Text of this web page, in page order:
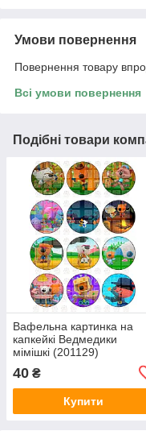
Умови повернення
Повернення товару
Всі умови повернення
Подібні товари
Вафельна картинка на
капкейкі Ведмедики
мімішкі (201129)
40 ₴
Купити